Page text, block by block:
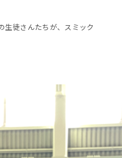
生徒さんたちが、スミック